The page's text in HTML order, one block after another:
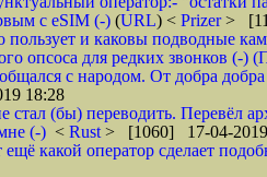
с еSIM (-) (URL) < Prizer>
пользует и каковы подводные
опсоса для редких звонков (-)
с народом. От добра
18:28
стал (бы) переводить. Перевёл
(-) < Rust > [1060] 17-04-
какой оператор сделает